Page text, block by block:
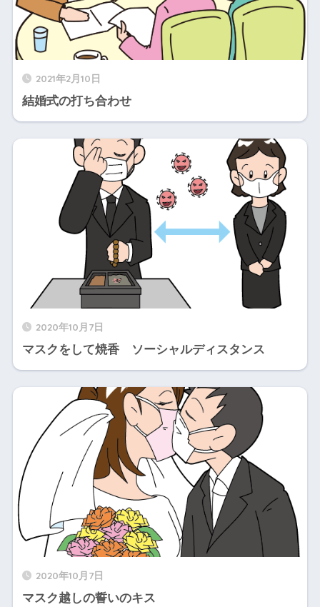
2021年2月10日
結婚式の打ち合わせ
2020年10月7日
マスクをして焼香 ソーシャルディスタンス
2020年10月7日
マスク越しの誓いのキス